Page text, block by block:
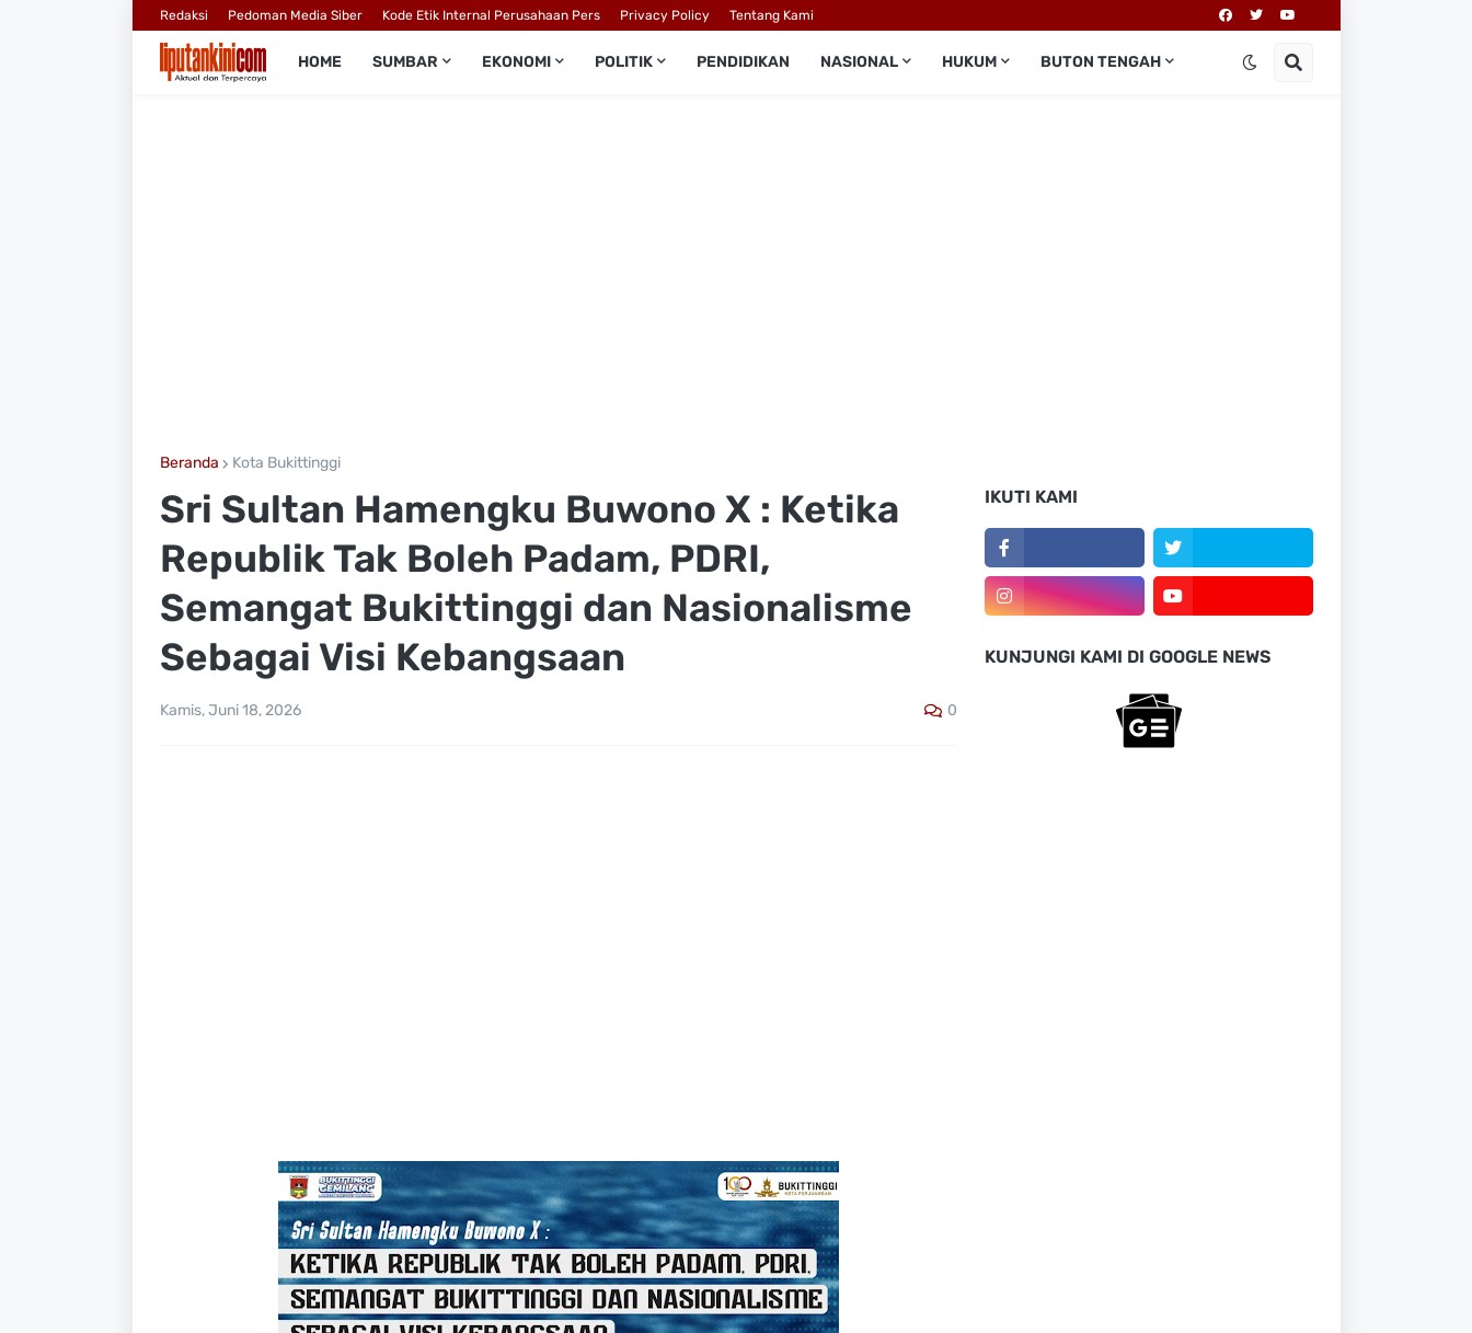
Redaksi Pedoman Media Siber Kode Etik Internal Perusahaan Pers Privacy Policy Tentang Kami
HOME SUMBAR EKONOMI POLITIK PENDIDIKAN NASIONAL HUKUM BUTON TENGAH
Beranda Kota Bukittinggi
Sri Sultan Hamengku Buwono X : Ketika
Republik Tak Boleh Padam, PDRI,
Semangat Bukittinggi dan Nasionalisme
Sebagai Visi Kebangsaan
Kamis, Juni 18, 2026 0
IKUTI KAMI
KUNJUNGI KAMI DI GOOGLE NEWS